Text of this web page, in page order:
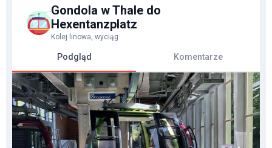
Gondola w Thale do
Hexentanzplatz
Kolej linowa, wyciąg
Podgląd Komentarze